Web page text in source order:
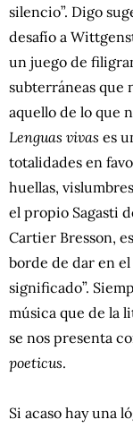
silencio”. Digo
desafío a
un juego de
subterráneas que
aquello de lo que
Lenguas vivas es
totalidades en
huellas,
el propio Sagasti
Cartier Bresson,
borde de dar en
significado”.
música que de la
se nos presenta
poeticus.
Si acaso hay una